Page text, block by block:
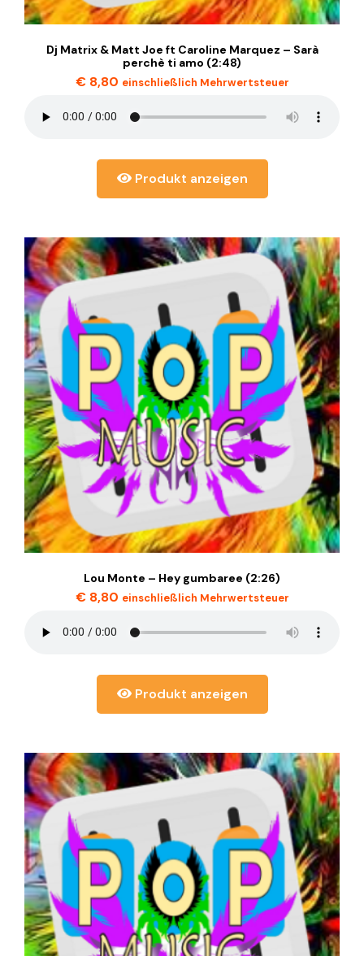
Dj Matrix & Matt Joe ft Caroline Marquez – Sarà
perchè ti amo (2:48)
€8,80 einschließlich Mehrwertsteuer
Produkt anzeigen
Lou Monte – Hey gumbaree (2:26)
€8,80 einschließlich Mehrwertsteuer
Produkt anzeigen